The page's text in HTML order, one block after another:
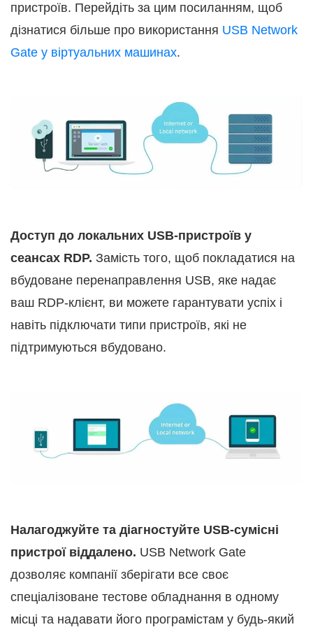
пристроїв. Перейдіть за цим посиланням, щоб
дізнатися більше про використання USB Network
Gate у віртуальних машинах.
Доступ до локальних USB-пристроїв у
сеансах RDP. Замість того, щоб покладатися на
вбудоване перенаправлення USB, яке надає
ваш RDP-клієнт, ви можете гарантувати успіх і
навіть підключати типи пристроїв, які не
підтримуються вбудовано.
Налагоджуйте та діагностуйте USB-сумісні
пристрої віддалено. USB Network Gate
дозволяє компанії зберігати все своє
спеціалізоване тестове обладнання в одному
місці та надавати його програмістам у будь-який